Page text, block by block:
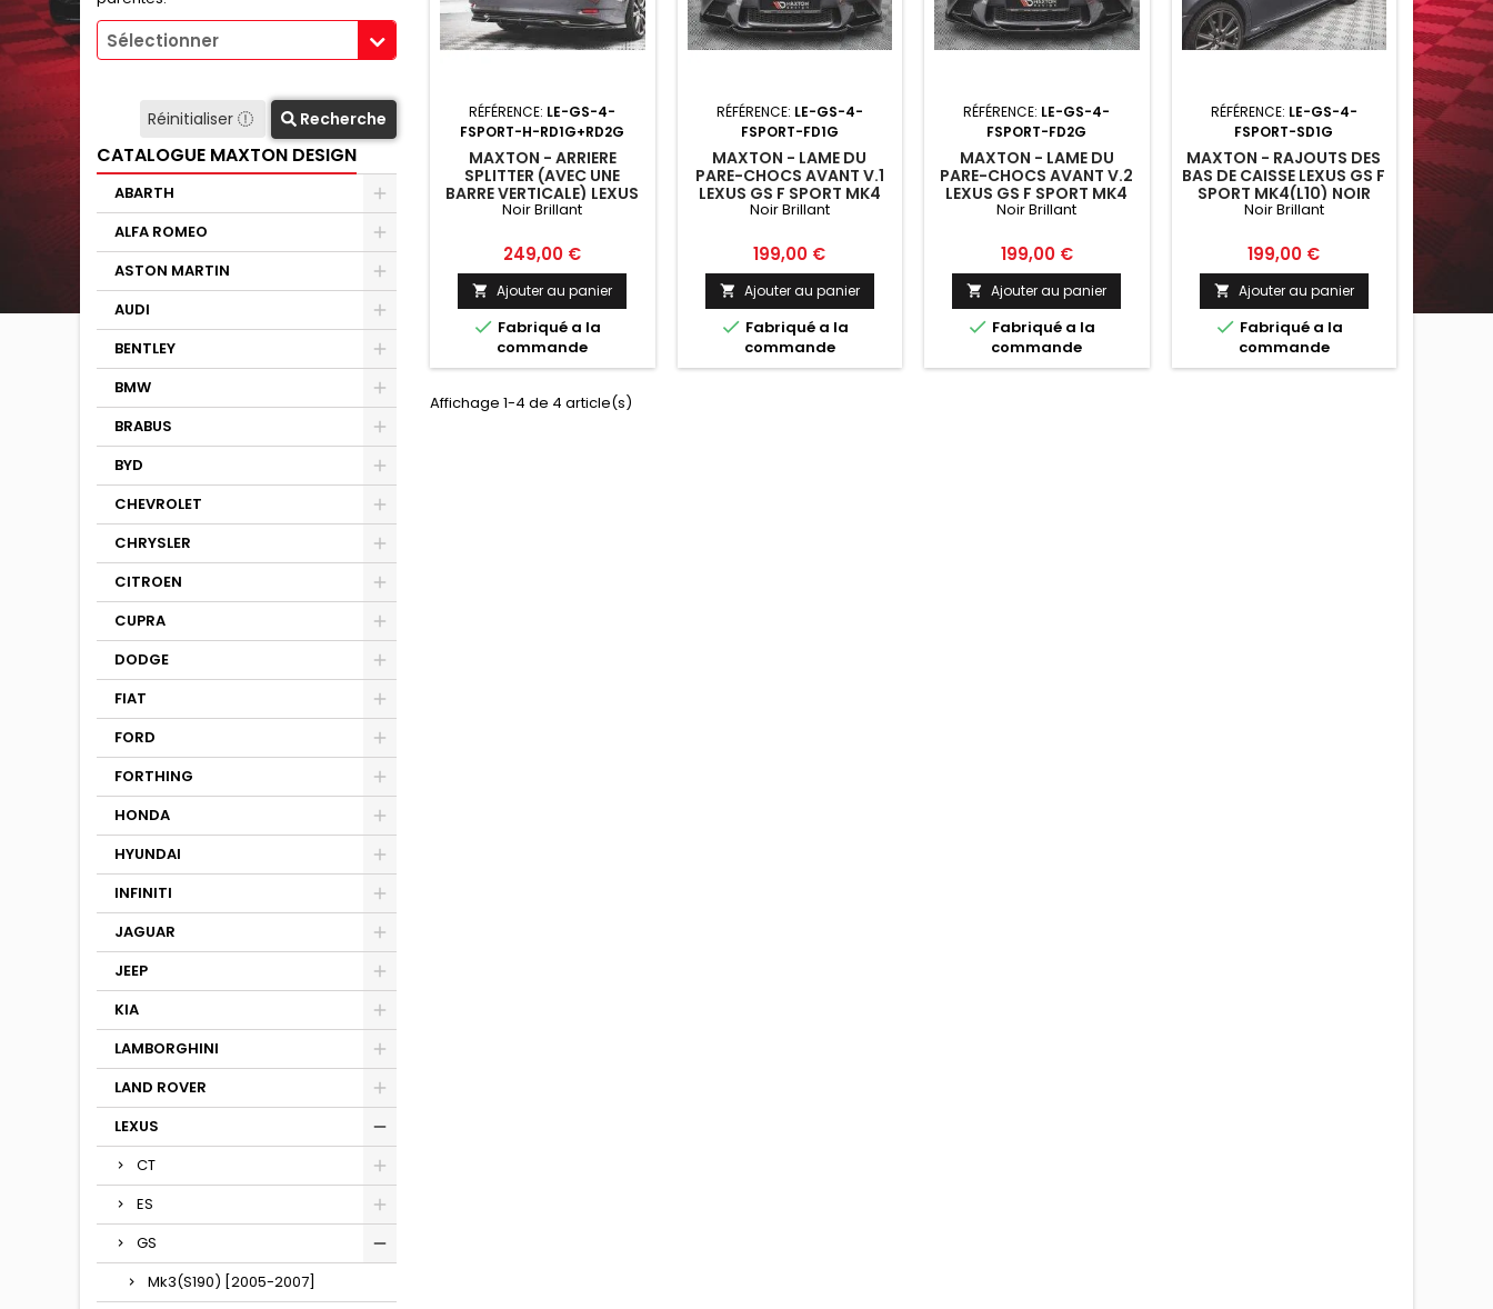
Sélectionner
Réinitialiser Recherche
CATALOGUE MAXTON DESIGN
ABARTH
ALFA ROMEO
ASTON MARTIN
AUDI
BENTLEY
BMW
BRABUS
BYD
CHEVROLET
CHRYSLER
CITROEN
CUPRA
DODGE
FIAT
FORD
FORTHING
HONDA
HYUNDAI
INFINITI
JAGUAR
JEEP
KIA
LAMBORGHINI
LAND ROVER
LEXUS
CT
ES
GS
Mk3(S190) [2005-2007]
RÉFÉRENCE: LE-GS-4-
FSPORT-H-RD1G+RD2G
MAXTON - ARRIERE
SPLITTER (AVEC UNE
BARRE VERTICALE) LEXUS
GS F SPORT HYBRID MK4
Noir Brillant
Prix
249,00 €
 Ajouter au panier
 Fabriqué a la
commande
RÉFÉRENCE: LE-GS-4-
FSPORT-FD1G
MAXTON - LAME DU
PARE-CHOCS AVANT V.1
LEXUS GS F SPORT MK4
(L10) NOIR BRILLANT
Noir Brillant
Prix
199,00 €
 Ajouter au panier
 Fabriqué a la
commande
RÉFÉRENCE: LE-GS-4-
FSPORT-FD2G
MAXTON - LAME DU
PARE-CHOCS AVANT V.2
LEXUS GS F SPORT MK4
(L10) NOIR BRILLANT
Noir Brillant
Prix
199,00 €
 Ajouter au panier
 Fabriqué a la
commande
RÉFÉRENCE: LE-GS-4-
FSPORT-SD1G
MAXTON - RAJOUTS DES
BAS DE CAISSE LEXUS GS F
SPORT MK4(L10) NOIR
BRILLANT
Noir Brillant
Prix
199,00 €
 Ajouter au panier
 Fabriqué a la
commande
Affichage 1-4 de 4 article(s)